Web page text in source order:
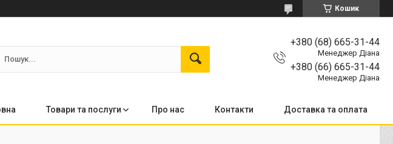
Кошик
+380 (68) 665-31-44
Менеджер Діана
+380 (66) 665-31-44
Менеджер Діана
Товари та послуги Про нас Контакти Доставка та оплата